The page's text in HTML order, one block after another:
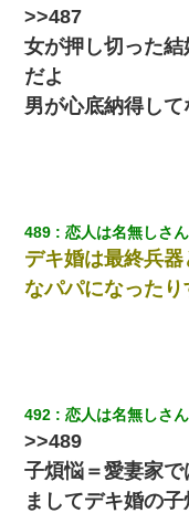
>>487
女が押し切った
だよ
男が心底納得して
489 恋人は名無しさん
デキ婚は最終兵
なパパになったり
492 恋人は名無しさん
>>489
子煩悩＝愛妻家で
ましてデキ婚の